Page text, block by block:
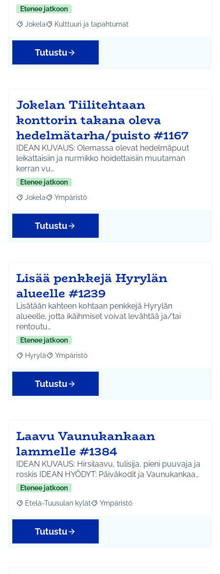
Etenee jatkoon
Rajaa tulokset aihepiirin mukaan: Jokela
Jokela Rajaa tulokset teeman mukaan: Kulttuuri ja
Kulttuuri ja tapahtumat
Tutustu
Jokelan Tiilitehtaan
konttorin takana oleva
hedelmätarha/puisto #1167
IDEAN KUVAUS: Olemassa olevat hedelmäpuut
leikattaisiin ja nurmikko hoidettaisiin muutaman
kerran vu…
Etenee jatkoon
Rajaa tulokset aihepiirin mukaan: Jokela
Jokela Rajaa tulokset teeman mukaan: Ympäristö
Ympäristö
Tutustu
Lisää penkkejä Hyrylän
alueelle #1239
Lisätään kahteen kohtaan penkkejä Hyrylän
alueelle, jotta ikäihmiset voivat levähtää ja/tai
rentoutu…
Etenee jatkoon
Rajaa tulokset aihepiirin mukaan: Hyrylä
Hyrylä Rajaa tulokset teeman mukaan: Ympäristö
Ympäristö
Tutustu
Laavu Vaunukankaan
lammelle #1384
IDEAN KUVAUS: Hirsilaavu, tulisija, pieni puuvaja ja
roskis IDEAN HYÖDYT: Päiväkodit ja Vaunukankaa…
Etenee jatkoon
Rajaa tulokset aihepiirin mukaan: Etelä-Tuusulan kylät
Etelä-Tuusulan kylät Rajaa tulokset teeman mukaan:
Ympäristö
Tutustu